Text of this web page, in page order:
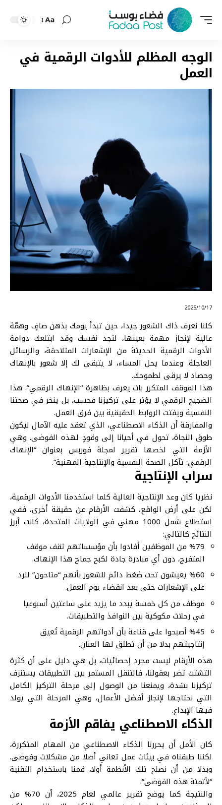
Font
Aa
الوجه المظلم للأدوات الرقمية في
العمل
⠀ 2025/10/17
كلنا نعرف ذاك الشعور جيدا، حين تبدأ يومك بذهن صافٍ وهمّة
عالية لإنجاز مهمة بعينها، لتجد نفسك وقد ابتلعك دوامة
الأدوات الرقمية الحديثة من الإشعارات المتلاحقة، والرسائل
العاجلة. وعندما يحل المساء، لا يتبقى لك إلا شعور بالإنهاك
وحصاد لا يرقى لطموحك.
هذا الموقف المتكرر بات يعرف بظاهرة “الإنهاك الرقمي”. هذا
الضجيج الرقمي لا يؤثر على تركيزنا فحسب، بل ينخر في صحتنا
النفسية ويفتت الروابط الحقيقية بين فرق العمل.
والمفارقة أن الذكاء الاصطناعي، الذي تعقد عليه الآمال ليكون
طوق النجاة، تحول في أحيانا إلى وقودٍ لهذه الفوضى. وهي
الأزمة التي لخصها تقرير لمجلة فوربس بعنوان “الإنهاك
الرقمي: تآكل الصحة النفسية والإنتاجية المهنية”.
سراب الإنتاجية
نظريا كان وعد الإنتاجية العالية كلما استخدمنا الأدوات الرقمية،
لكن على أرض الواقع، كشفت الأرقام عن حقيقة أخرى، ففي
استطلاع شمل 1000 مهني في الولايات المتحدة، كانت أبرز
النتائج كالتالي:
%79 من الموظفين أفادوا بأن مؤسساتهم تقف موقف
المتفرج، دون أي مبادرة جادة لكبح جماح هذا الإنهاك.
%60 يعيشون تحت ضغط دائم للشعور بأنهم “متاحون” للرد
على الإشعارات حتى بعد انقضاء يوم العمل.
موظف من كل خمسة يبدد ما يزيد على ساعتين أسبوعيا
في رحلات مكوكية بين النوافذ والتطبيقات.
%45 أصبحوا على قناعة بأن أدواتهم الرقمية تُعيق
إنتاجيتهم بدلا من أن تطلق لها العنان.
هذه الأرقام ليست مجرد إحصائيات، بل هي دليل على أن كثرة
التشتت تضر بعقولنا، فالتنقل المستمر بين التطبيقات يستنزف
تركيزنا بشدة، ويمنعنا من الوصول إلى مرحلة التركيز الكامل
التي نحتاجها لإنجاز أفضل الأعمال، وهي المرحلة التي يولد
فيها الإبداع.
الذكاء الاصطناعي يفاقم الأزمة
كان الأمل أن يحررنا الذكاء الاصطناعي من المهام المتكررة،
لكننا طبقناه في بيئات عمل تعاني أصلا من مشكلات وفوضى.
وبدلا من أن نصلح تلك الأنظمة أولا، قمنا باستخدام التقنية
“لأتمتة هذه الفوضى”.
والنتيجة كما يوضح تقرير عالمي لعام 2025، أن 70% من